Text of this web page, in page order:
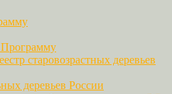
Программу
старовозрастных деревьев
деревьев России